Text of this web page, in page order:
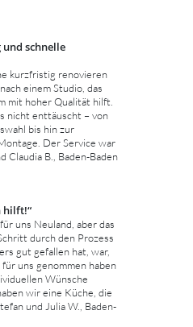
schnelle
kurzfristig renovieren
einem Studio, das
mit hoher Qualität hilft.
nicht enttäuscht – von
bis hin zur
Der Service war
Claudia B., Baden-Baden
hilft!“
uns Neuland, aber das
durch den Prozess
gut gefallen hat, war,
uns genommen haben
Wünsche
wir eine Küche, die
und Julia W., Baden-